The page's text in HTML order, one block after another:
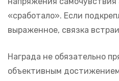
«сработало». Если
выраженное, связка
Награда не обязательно
объективным